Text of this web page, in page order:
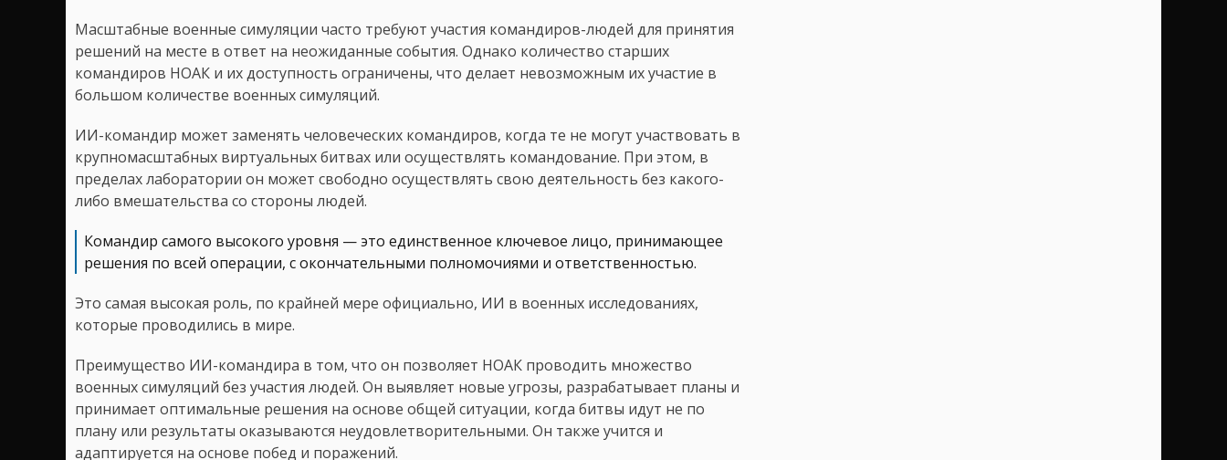
Масштабные военные симуляции часто требуют участия командиров-людей для принятия
решений на месте в ответ на неожиданные события. Однако количество старших
командиров НОАК и их доступность ограничены, что делает невозможным их участие в
большом количестве военных симуляций.
ИИ-командир может заменять человеческих командиров, когда те не могут участвовать в
крупномасштабных виртуальных битвах или осуществлять командование. При этом, в
пределах лаборатории он может свободно осуществлять свою деятельность без какого-
либо вмешательства со стороны людей.
Командир самого высокого уровня — это единственное ключевое лицо, принимающее
решения по всей операции, с окончательными полномочиями и ответственностью.
Это самая высокая роль, по крайней мере официально, ИИ в военных исследованиях,
которые проводились в мире.
Преимущество ИИ-командира в том, что он позволяет НОАК проводить множество
военных симуляций без участия людей. Он выявляет новые угрозы, разрабатывает планы и
принимает оптимальные решения на основе общей ситуации, когда битвы идут не по
плану или результаты оказываются неудовлетворительными. Он также учится и
адаптируется на основе побед и поражений.